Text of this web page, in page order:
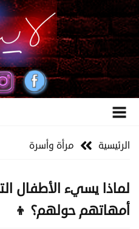
الرئيسية مرأة وأسرة
لماذا يسيء الأطفال
أمهاتهم حولهم؟ 👦